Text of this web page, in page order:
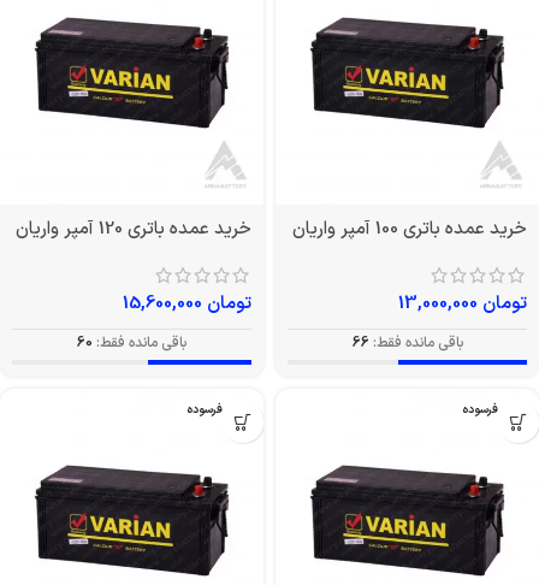
خرید عمده باتری 100 آمپر واریان
تومان
باقی مانده فقط: 66
خرید عمده باتری 120 آمپر واریان
تومان
باقی مانده فقط: 60
بدون فرسوده بدون فرسوده